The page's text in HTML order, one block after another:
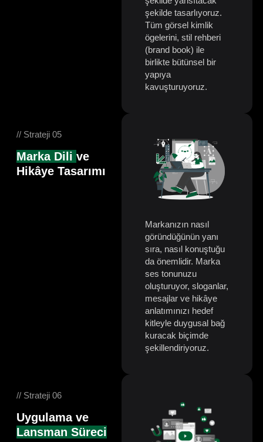
şekilde tasarlıyoruz.
Tüm görsel kimlik
ögelerini, stil rehberi
(brand book) ile
birlikte bütünsel bir
yapıya
kavuşturuyoruz.
// Strateji 05
Marka Dili ve
Hikâye Tasarımı
Markanızın nasıl
göründüğünün yanı
sıra, nasıl konuştuğu
da önemlidir. Marka
ses tonunuzu
oluşturuyor, sloganlar,
mesajlar ve hikâye
anlatımınızı hedef
kitleyle duygusal bağ
kuracak biçimde
şekillendiriyoruz.
// Strateji 06
Uygulama ve
Lansman Süreci